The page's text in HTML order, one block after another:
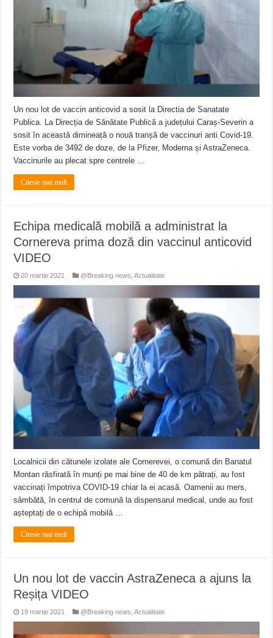
Un nou lot de vaccin anticovid a sosit la Directia de Sanatate
Publica. La Direcția de Sănătate Publică a județului Caraș-Severin a
sosit în această dimineață o nouă tranșă de vaccinuri anti Covid-19.
Este vorba de 3492 de doze, de la Pfizer, Moderna și AstraZeneca.
Vaccinurile au plecat spre centrele …
Citeste mai mult
Echipa medicală mobilă a administrat la
Cornereva prima doză din vaccinul anticovid
VIDEO
20 martie 2021 @Breaking news ,Actualitate
Localnicii din cătunele izolate ale Cornerevei, o comună din Banatul
Montan răsfirată în munți pe mai bine de 40 de km pătrați, au fost
vaccinați împotriva COVID-19 chiar la ei acasă. Oamenii au mers,
sâmbătă, în centrul de comună la dispensarul medical, unde au fost
așteptați de o echipă mobilă …
Citeste mai mult
Un nou lot de vaccin AstraZeneca a ajuns la
Reșița VIDEO
19 martie 2021 @Breaking news ,Actualitate